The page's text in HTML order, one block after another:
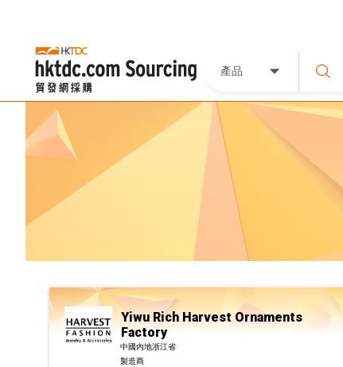
產品
Yiwu Rich Harvest Ornaments
Factory
中國內地浙江省
製造商